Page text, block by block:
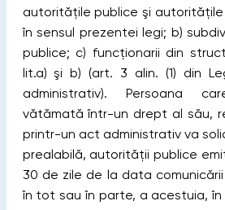
autorităţile publice şi
în sensul prezentei legi; b)
publice; c) funcţionarii din
lit.a) şi b) (art. 3 alin. (1) din
administrativ). Persoana
vătămată într-un drept al său,
printr-un act administrativ va
prealabilă, autorităţii publice
30 de zile de la data
în tot sau în parte, a acestuia,